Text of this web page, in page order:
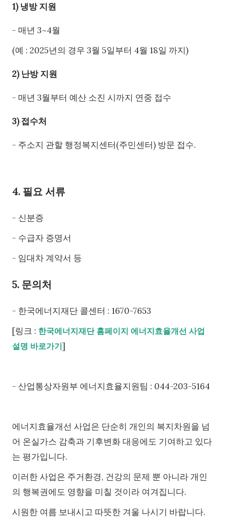
1) 냉방 지원
- 매년 3~4월
(예 : 2025년의 경우 3월 5일부터 4월 18일 까지)
2) 난방 지원
- 매년 3월부터 예산 소진 시까지 연중 접수
3) 접수처
- 주소지 관할 행정복지센터(주민센터) 방문 접수.
4. 필요 서류
- 신분증
- 수급자 증명서
- 임대차 계약서 등
5. 문의처
- 한국에너지재단 콜센터 : 1670-7653
[링크 : 한국에너지재단 홈페이지 에너지효율개선 사업
설명 바로가기]
- 산업통상자원부 에너지효율지원팀 : 044-203-5164
에너지효율개선 사업은 단순히 개인의 복지차원을 넘
어 온실가스 감축과 기후변화 대응에도 기여하고 있다
는 평가입니다.
이러한 사업은 주거환경, 건강의 문제 뿐 아니라 개인
의 행복권에도 영향을 미칠 것이라 여겨집니다.
시원한 여름 보내시고 따뜻한 겨울 나시기 바랍니다.